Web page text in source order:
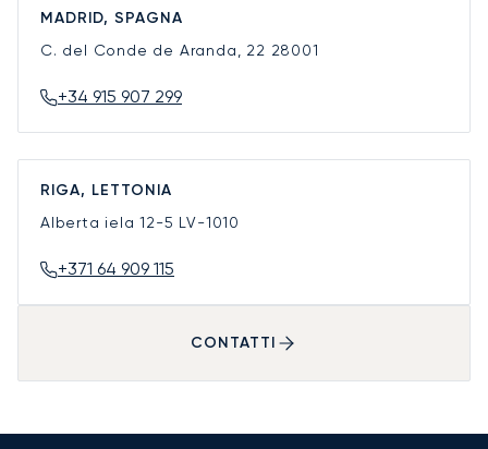
MADRID, SPAGNA
C. del Conde de Aranda, 22 28001
+34 915 907 299
RIGA, LETTONIA
Alberta iela 12-5 LV-1010
+371 64 909 115
CONTATTI